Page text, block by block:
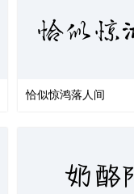
恰似惊
恰似惊鸿落人间
奶酪